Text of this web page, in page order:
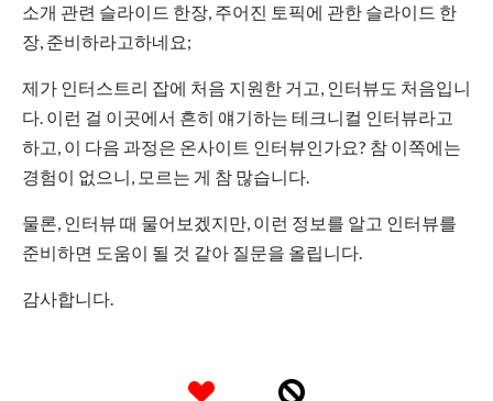
소개 관련 슬라이드 한장, 주어진 토픽에 관한 슬라이드 한
장, 준비하라고하네요;
제가 인터스트리 잡에 처음 지원한 거고, 인터뷰도 처음입니
다. 이런 걸 이곳에서 흔히 얘기하는 테크니컬 인터뷰라고
하고, 이 다음 과정은 온사이트 인터뷰인가요? 참 이쪽에는
경험이 없으니, 모르는 게 참 많습니다.
물론, 인터뷰 때 물어보겠지만, 이런 정보를 알고 인터뷰를
준비하면 도움이 될 것 같아 질문을 올립니다.
감사합니다.